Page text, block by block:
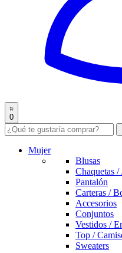
0
Mujer
Blusas
Chaquetas
Pantalón
Carteras /
Accesorios
Conjuntos
Vestidos /
Top /
Sweaters